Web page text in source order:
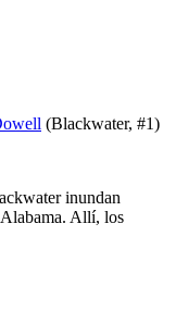
(Blackwater, #1)
inundan
Allí, los